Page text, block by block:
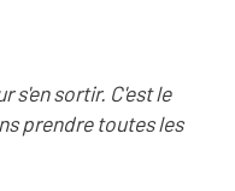
s'en sortir. C'est le
prendre toutes les